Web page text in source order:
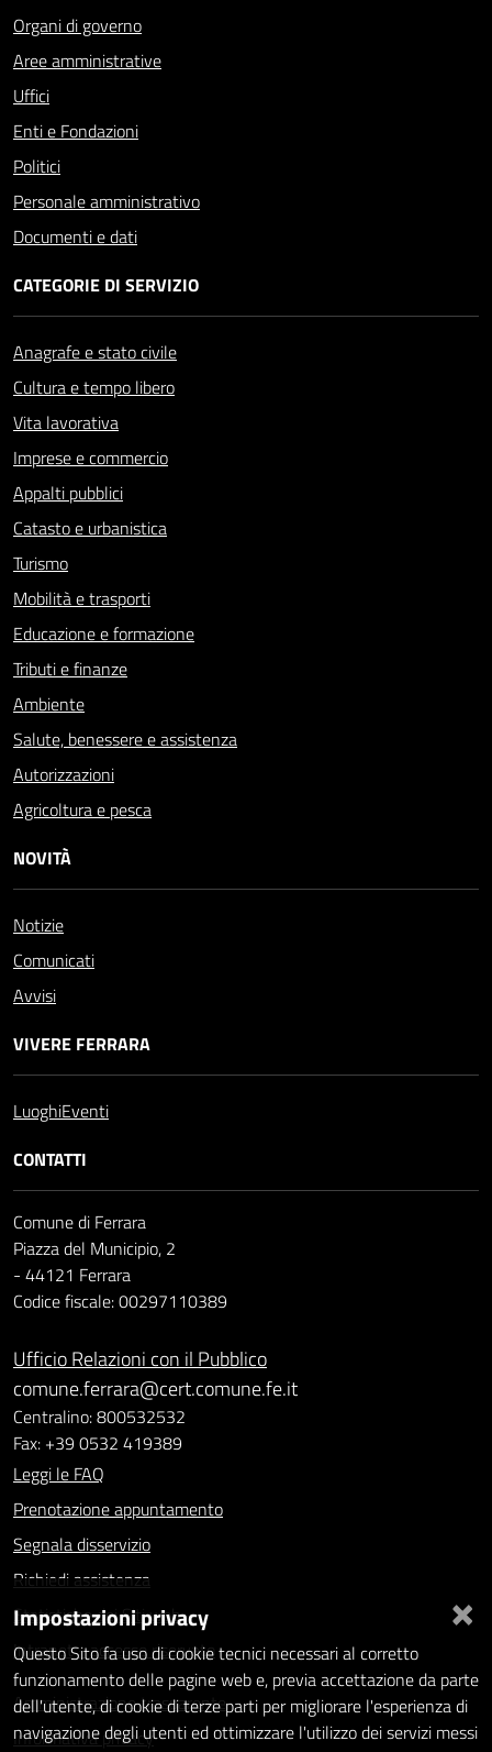
Organi di governo
Aree amministrative
Uffici
Enti e Fondazioni
Politici
Personale amministrativo
Documenti e dati
CATEGORIE DI SERVIZIO
Anagrafe e stato civile
Cultura e tempo libero
Vita lavorativa
Imprese e commercio
Appalti pubblici
Catasto e urbanistica
Turismo
Mobilità e trasporti
Educazione e formazione
Tributi e finanze
Ambiente
Salute, benessere e assistenza
Autorizzazioni
Agricoltura e pesca
NOVITÀ
Notizie
Comunicati
Avvisi
VIVERE FERRARA
LuoghiEventi
CONTATTI
Comune di Ferrara
Piazza del Municipio, 2
- 44121 Ferrara
Codice fiscale: 00297110389
Ufficio Relazioni con il Pubblico
comune.ferrara@cert.comune.fe.it
Centralino: 800532532
Fax: +39 0532 419389
Leggi le FAQ
Prenotazione appuntamento
Segnala disservizio
Richiedi assistenza
Statistiche dei Siti web
Intranet - accesso riservato
Amministrazione trasparente
Informativa privacy
×
Impostazioni privacy
Questo Sito fa uso di cookie tecnici necessari al corretto
funzionamento delle pagine web e, previa accettazione da parte
dell'utente, di cookie di terze parti per migliorare l'esperienza di
navigazione degli utenti ed ottimizzare l'utilizzo dei servizi messi